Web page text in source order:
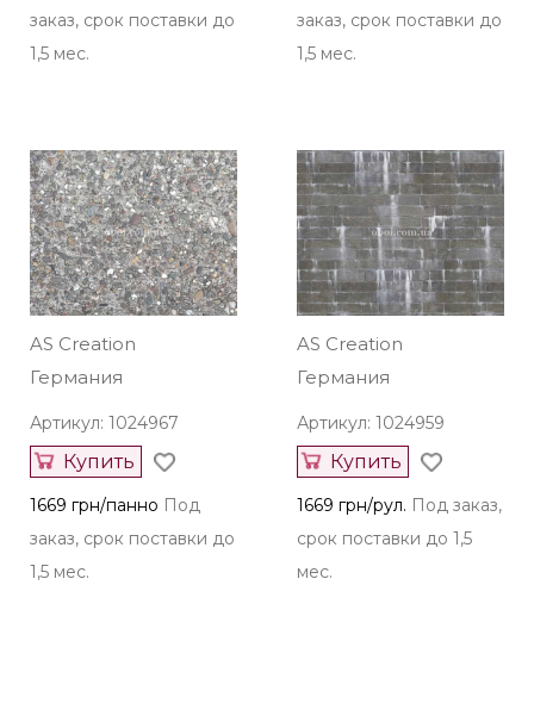
заказ, срок поставки до
1,5 мес.
заказ, срок поставки до
1,5 мес.
AS Creation
Германия
Артикул: 1024967
Купить
1669 грн/панно Под
заказ, срок поставки до
1,5 мес.
AS Creation
Германия
Артикул: 1024959
Купить
1669 грн/рул. Под заказ,
срок поставки до 1,5
мес.